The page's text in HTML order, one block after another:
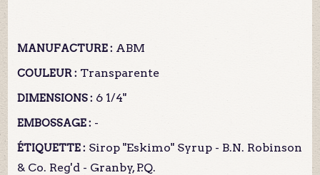
MANUFACTURE : ABM
COULEUR : Transparente
DIMENSIONS : 6 1/4"
EMBOSSAGE : -
ÉTIQUETTE : Sirop "Eskimo" Syrup - B.N. Robinson
& Co. Reg'd - Granby, P.Q.